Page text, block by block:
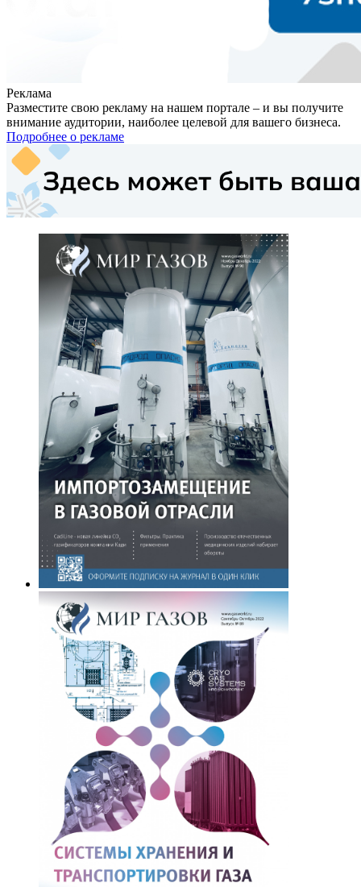
Реклама
Разместите свою рекламу на нашем портале – и вы получите
внимание аудитории, наиболее целевой для вашего бизнеса.
Подробнее о рекламе